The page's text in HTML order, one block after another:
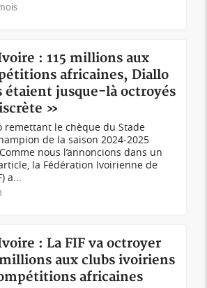
: 115 millions aux
africaines, Diallo
jusque-là octroyés
»
remettant le chèque du Stade
de la saison 2024-2025
nous l’annoncions dans un
la Fédération Ivoirienne de
a...
: La FIF va octroyer
aux clubs ivoiriens
africaines